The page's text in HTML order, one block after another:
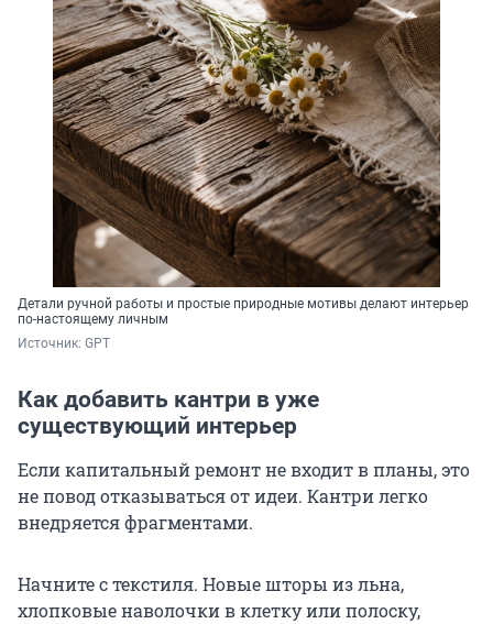
Детали ручной работы и простые природные мотивы делают интерьер
по-настоящему личным
Источник: GPT
Как добавить кантри в уже
существующий интерьер
Если капитальный ремонт не входит в планы, это
не повод отказываться от идеи. Кантри легко
внедряется фрагментами.
Начните с текстиля. Новые шторы из льна,
хлопковые наволочки в клетку или полоску,